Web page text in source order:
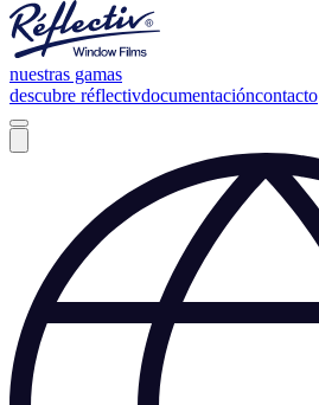
nuestras gamas
descubre réflectivdocumentacióncontacto